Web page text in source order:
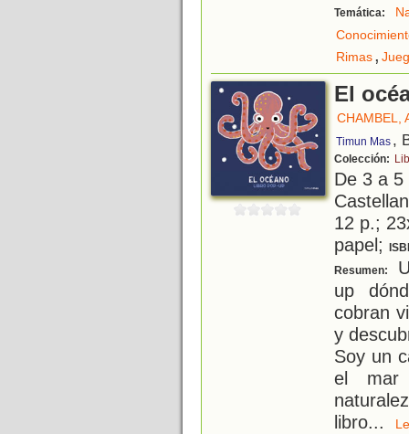
Temática:
Rimas,
El
CHAMBEL,
Timun Mas ,
Colección:
De 3 a
12 p.;
papel;
Resumen:
up
cobran
y
Soy un
el mar
libro...